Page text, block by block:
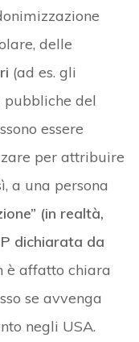
delle
(ad es. gli
del
essere
per attribuire
a una persona
(in realtà,
dichiarata da
è affatto chiara
se avvenga
negli USA.